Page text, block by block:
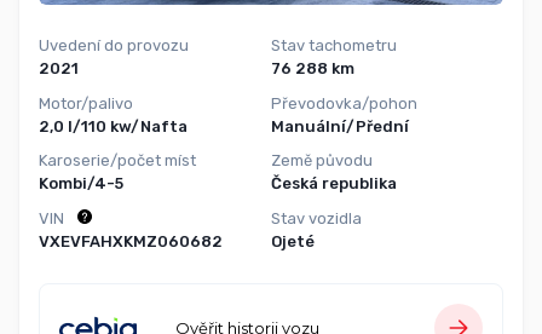
Uvedení do provozu
2021
Motor/palivo
2,0 l/110 kw/Nafta
Karoserie/počet míst
Kombi/4-5
Stav tachometru
76 288 km
Převodovka/pohon
Manuální/Přední
Země původu
Česká republika
VIN
VXEVFAHXKMZ060682
Stav vozidla
Ojeté
Ověřit historii vozu